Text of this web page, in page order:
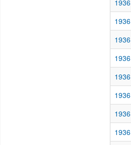
1936
1936
1936
1936
1936
1936
1936
1936